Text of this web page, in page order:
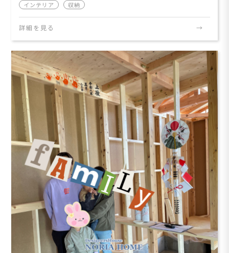
インテリア
収納
詳細を見る